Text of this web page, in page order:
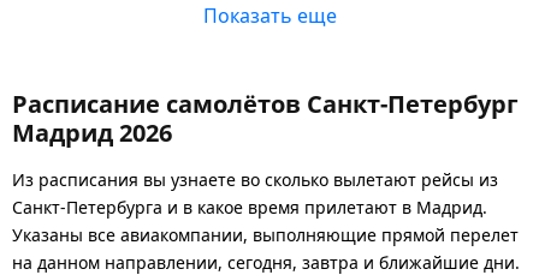
Показать еще
Расписание самолётов Санкт-Петербург
Мадрид 2026
Из расписания вы узнаете во сколько вылетают рейсы из
Санкт-Петербурга и в какое время прилетают в Мадрид.
Указаны все авиакомпании, выполняющие прямой перелет
на данном направлении, сегодня, завтра и ближайшие дни.